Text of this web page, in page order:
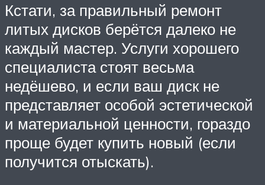
Кстати, за правильный ремонт
литых дисков берётся далеко не
каждый мастер. Услуги хорошего
специалиста стоят весьма
недёшево, и если ваш диск не
представляет особой эстетической
и материальной ценности, гораздо
проще будет купить новый (если
получится отыскать).